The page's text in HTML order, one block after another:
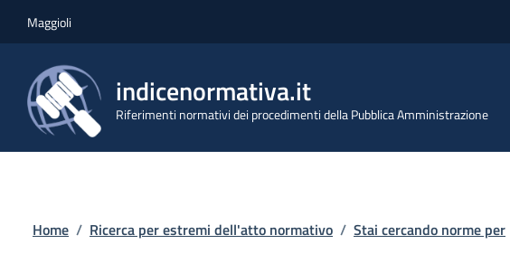
Maggioli
indicenormativa.it
Riferimenti normativi dei procedimenti della Pubblica Amministrazione
Briciole di pane
Home / Ricerca per estremi dell'atto normativo / Stai cercando norme per